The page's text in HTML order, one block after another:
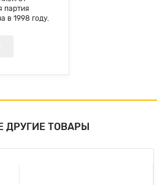
партия
в 1998 году.
ДРУГИЕ ТОВАРЫ